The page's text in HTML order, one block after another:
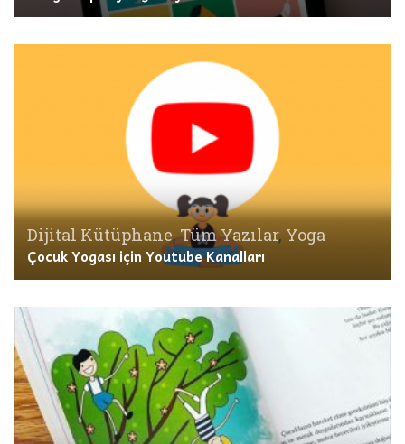
Dijital Kütüphane,Tüm Yazılar, Yoga
Çocuk Yogası için Youtube Kanalları